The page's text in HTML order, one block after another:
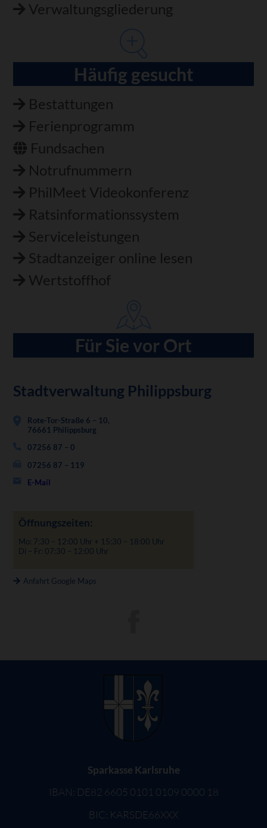
Verwaltungsgliederung
Häufig gesucht
Bestattungen
Ferienprogramm
Fundsachen
Notrufnummern
PhilMeet Videokonferenz
Ratsinformationssystem
Serviceleistungen
Stadtanzeiger online lesen
Wertstoffhof
Für Sie vor Ort
Stadtverwaltung Philippsburg
Rote-Tor-Straße 6 – 10,
76661 Philippsburg
07256 87 – 0
07256 87 – 119
E-Mail
Öffnungszeiten:
Mo: 7:30 – 12:00 Uhr + 15:30 – 18:00 Uhr
Di – Fr: 07:30 – 12:00 Uhr
Anfahrt Google Maps
Sparkasse Karlsruhe
IBAN: DE82 6605 0101 0109 0000 18
BIC: KARSDE66XXX